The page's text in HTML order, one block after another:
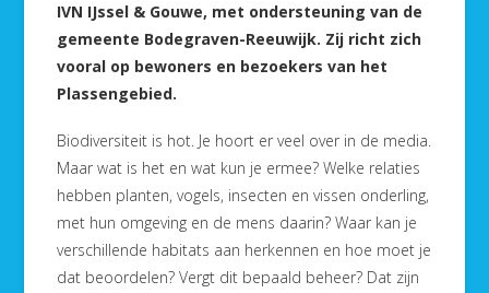
IVN IJssel & Gouwe, met ondersteuning van de
gemeente Bodegraven-Reeuwijk. Zij richt zich
vooral op bewoners en bezoekers van het
Plassengebied.
Biodiversiteit is hot. Je hoort er veel over in de media.
Maar wat is het en wat kun je ermee? Welke relaties
hebben planten, vogels, insecten en vissen onderling,
met hun omgeving en de mens daarin? Waar kan je
verschillende habitats aan herkennen en hoe moet je
dat beoordelen? Vergt dit bepaald beheer? Dat zijn